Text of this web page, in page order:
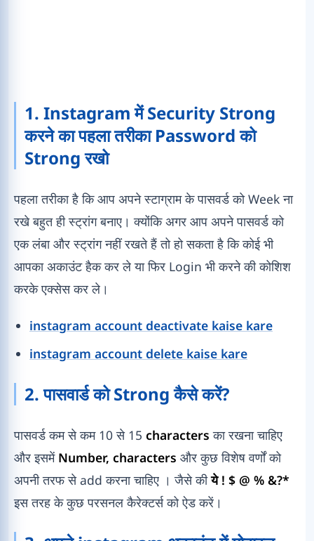
1. Instagram में Security Strong
करने का पहला तरीका Password को
Strong रखो
पहला तरीका है कि आप अपने स्टाग्राम के पासवर्ड को Week ना
रखे बहुत ही स्ट्रांग बनाए। क्योंकि अगर आप अपने पासवर्ड को
एक लंबा और स्ट्रांग नहीं रखते हैं तो हो सकता है कि कोई भी
आपका अकाउंट हैक कर ले या फिर Login भी करने की कोशिश
करके एक्सेस कर ले।
instagram account deactivate kaise kare
instagram account delete kaise kare
2. पासवार्ड को Strong कैसे करें?
पासवर्ड कम से कम 10 से 15 characters का रखना चाहिए
और इसमें Number, characters और कुछ विशेष वर्णों को
अपनी तरफ से add करना चाहिए । जैसे कीये ! $ @ % &?*
इस तरह के कुछ परसनल कैरेक्टर्स को ऐड करें।